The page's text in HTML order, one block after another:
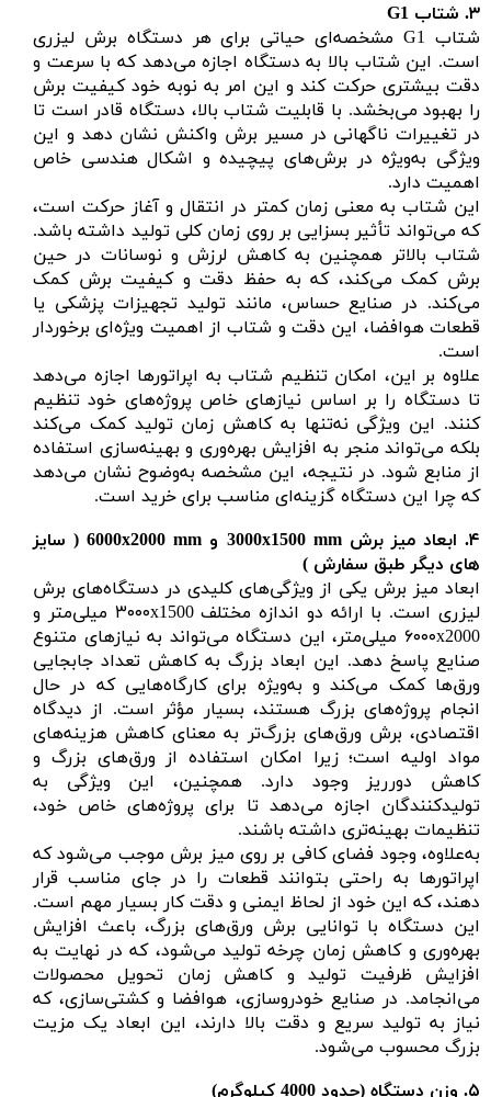
۳. شتاب
شتاب G1 مشخصه‌ای حیاتی برای هر دستگاه برش لیزری
است. این شتاب بالا به دستگاه اجازه می‌دهد که با سرعت و
دقت بیشتری حرکت کند و این امر به نوبه خود کیفیت برش
را بهبود می‌بخشد. با قابلیت شتاب بالا، دستگاه قادر است تا
در تغییرات ناگهانی در مسیر برش واکنش نشان دهد و این
ویژگی به‌ویژه در برش‌های پیچیده و اشکال هندسی خاص
اهمیت دارد.
این شتاب به معنی زمان کمتر در انتقال و آغاز حرکت است،
که می‌تواند تأثیر بسزایی بر روی زمان کلی تولید داشته باشد.
شتاب بالاتر همچنین به کاهش لرزش و نوسانات در حین
برش کمک می‌کند، که به حفظ دقت و کیفیت برش کمک
می‌کند. در صنایع حساس، مانند تولید تجهیزات پزشکی یا
قطعات هوافضا، این دقت و شتاب از اهمیت ویژه‌ای برخوردار
است.
علاوه بر این، امکان تنظیم شتاب به اپراتورها اجازه می‌دهد
تا دستگاه را بر اساس نیازهای خاص پروژه‌های خود تنظیم
کنند. این ویژگی نه‌تنها به کاهش زمان تولید کمک می‌کند
بلکه می‌تواند منجر به افزایش بهره‌وری و بهینه‌سازی استفاده
از منابع شود. در نتیجه، این مشخصه به‌وضوح نشان می‌دهد
که چرا این دستگاه گزینه‌ای مناسب برای خرید است.
۴. ابعاد میز برش 3000x1500mm و 6000x
2000 mm ( سایز
های دیگر طبق سفارش )
ابعاد میز برش یکی از ویژگی‌های کلیدی در دستگاه‌های برش
لیزری است. با ارائه دو اندازه مختلف ۳۰۰۰x1500 میلی‌متر و
۶۰۰۰x2000 میلی‌متر، این دستگاه می‌تواند به نیازهای متنوع
صنایع پاسخ دهد. این ابعاد بزرگ به کاهش تعداد جابجایی
ورق‌ها کمک می‌کند و به‌ویژه برای کارگاه‌هایی که در حال
انجام پروژه‌های بزرگ هستند، بسیار مؤثر است. از دیدگاه
اقتصادی، برش ورق‌های بزرگ‌تر به معنای کاهش هزینه‌های
مواد اولیه است؛ زیرا امکان استفاده از ورق‌های بزرگ و
کاهش دورریز وجود دارد. همچنین، این ویژگی به
تولیدکنندگان اجازه می‌دهد تا برای پروژه‌های خاص خود،
تنظیمات بهینه‌تری داشته باشند.
به‌علاوه، وجود فضای کافی بر روی میز برش موجب می‌شود که
اپراتورها به راحتی بتوانند قطعات را در جای مناسب قرار
دهند، که این خود از لحاظ ایمنی و دقت کار بسیار مهم است.
این دستگاه با توانایی برش ورق‌های بزرگ، باعث افزایش
بهره‌وری و کاهش زمان چرخه تولید می‌شود، که در نهایت به
افزایش ظرفیت تولید و کاهش زمان تحویل محصولات
می‌انجامد. در صنایع خودروسازی، هوافضا و کشتی‌سازی، که
نیاز به تولید سریع و دقت بالا دارند، این ابعاد یک مزیت
بزرگ محسوب می‌شود.
۵. وزن دستگاه (حدود 4000 کیلوگرم)